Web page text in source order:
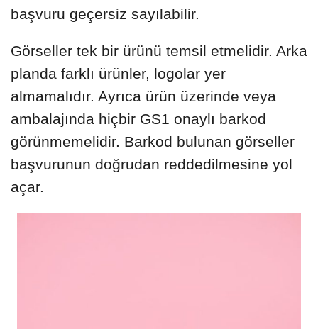
başvuru geçersiz sayılabilir.
Görseller tek bir ürünü temsil etmelidir. Arka
planda farklı ürünler, logolar yer
almamalıdır. Ayrıca ürün üzerinde veya
ambalajında hiçbir GS1 onaylı barkod
görünmemelidir. Barkod bulunan görseller
başvurunun doğrudan reddedilmesine yol
açar.